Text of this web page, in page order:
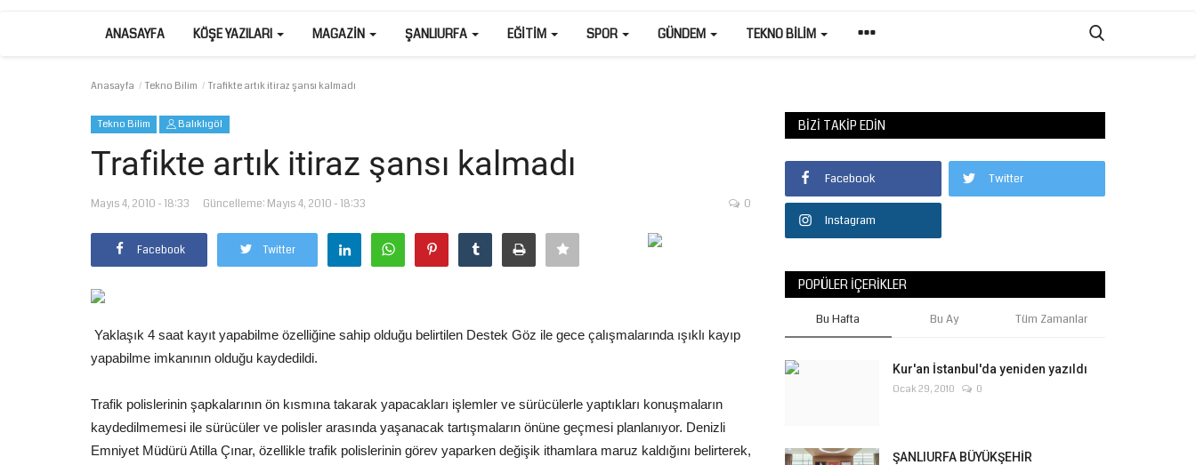
ANASAYFA KÖŞE YAZILARI MAGAZIN ŞANLIURFA EĞITIM SPOR GÜNDEM TEKNO BILIM
Anasayfa Tekno Bilim Trafikte artık itiraz şansı kalmadı
Tekno Bilim Balıklıgöl
Trafikte artık itiraz şansı kalmadı
Mayıs 4, 2010 - 18:33 Güncelleme: Mayıs 4, 2010 - 18:33 0
Facebook Twitter
Yaklaşık 4 saat kayıt yapabilme özelliğine sahip olduğu belirtilen Destek Göz ile gece çalışmalarında ışıklı kayıp
yapabilme imkanının olduğu kaydedildi.
Trafik polislerinin şapkalarının ön kısmına takarak yapacakları işlemler ve sürücülerle yaptıkları konuşmaların
kaydedilmemesi ile sürücüler ve polisler arasında yaşanacak tartışmaların önüne geçmesi planlanıyor. Denizli
Emniyet Müdürü Atilla Çınar, özellikle trafik polislerinin görev yaparken değişik ithamlara maruz kaldığını belirterek,
BIZI TAKIP EDIN
Facebook Twitter
Instagram
POPÜLER İÇERIKLER
Bu Hafta Bu Ay Tüm Zamanlar
Kur'an İstanbul'da yeniden yazıldı
Ocak 29, 2010 0
ŞANLIURFA BÜYÜKŞEHİR